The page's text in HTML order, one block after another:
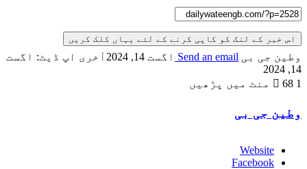
اس خبر کے لنک کو کاپی کرنے کے لئے یہاں کلک کریں
وطین جی بی Send an email اگست 14, 2024
آخری اپ ڈیٹ: اگست
14, 2024
68 1 منٹ میں پڑھیں
وطین جی بی
Website
Facebook